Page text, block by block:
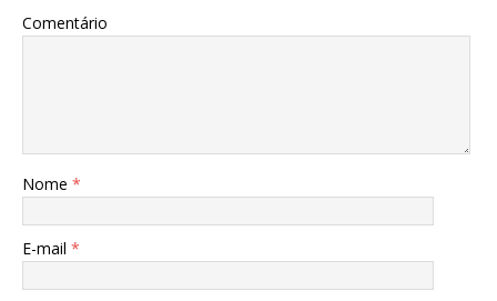
Comentário
Nome *
E-mail *